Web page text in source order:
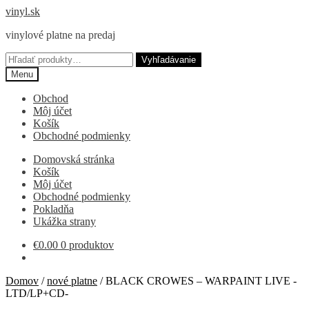
Preskočiť
navigáciu
Preskočiť
obsah
vinyl.sk
vinylové platne na predaj
Hľadať:
Vyhľadávanie
Menu
Obchod
Môj účet
Košík
Obchodné podmienky
Domovská stránka
Košík
Môj účet
Obchodné podmienky
Pokladňa
Ukážka strany
€0.00 0 produktov
Domov /nové platne /BLACK CROWES – WARPAINT LIVE -
LTD/LP+CD-